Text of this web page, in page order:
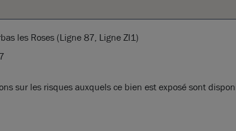
les Roses (Ligne 87, Ligne ZI1)
sur les risques auxquels ce bien est exposé sont